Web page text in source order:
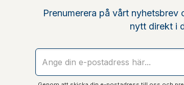
Prenumerera på vårt
nytt direkt i